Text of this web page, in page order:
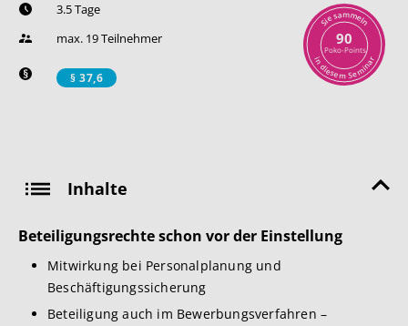
Inhalte
Beteiligungsrechte schon vor der Einstellung
Mitwirkung bei Personalplanung und
Beschäftigungssicherung
Beteiligung auch im Bewerbungsverfahren –
3.5 Tage
max. 19 Teilnehmer
§ 37,6
i
n
d
iesemSemi
n
a
r
S
iesammel
n
90
Poko-Points